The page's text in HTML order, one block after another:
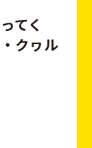
ってく
・ ク ヮル